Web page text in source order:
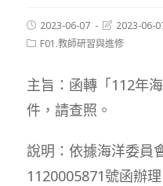
Post
published:
2023-06-07
Post
last
modified:
2023-06-
PostF01.教師研習與進修
主旨：函轉「112年
件，請查照。
說明：依據海洋委員
1120005871號函辦理